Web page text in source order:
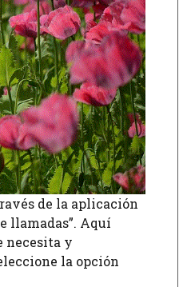
de la aplicación
llamadas”. Aquí
necesita y
la opción